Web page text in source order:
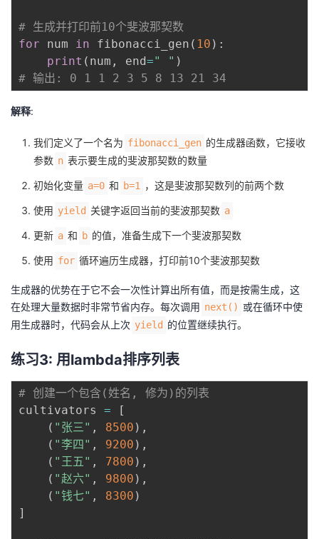
# 生成并打印前10个斐波那契数
for num in fibonacci_gen ( 10 ) :
print ( num , end=" " )
# 输出: 0 1 1 2 3 5 8 13 21 34
解释:
我们定义了一个名为 fibonacci_gen 的生成器函数，它接收
参数 n 表示要生成的斐波那契数的数量
初始化变量 a=0 和 b=1 ，这是斐波那契数列的前两个数
使用 yield 关键字返回当前的斐波那契数 a
更新 a 和 b 的值，准备生成下一个斐波那契数
使用 for 循环遍历生成器，打印前10个斐波那契数
生成器的优势在于它不会一次性计算出所有值，而是按需生成，这
在处理大量数据时非常节省内存。每次调用 next() 或在循环中使
用生成器时，代码会从上次 yield 的位置继续执行。
练习3: 用lambda排序列表
# 创建一个包含(姓名, 修为)的列表
cultivators =
[
( "张三" , 8500 ) ,
( "李四" , 9200 ) ,
( "王五" , 7800 ) ,
( "赵六" , 9800 ) ,
( "钱七" , 8300 )
]